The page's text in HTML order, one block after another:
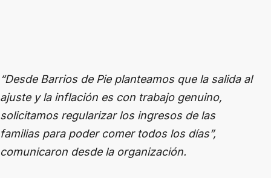
“Desde Barrios de Pie planteamos que la salida al
ajuste y la inflación es con trabajo genuino,
solicitamos regularizar los ingresos de las
familias para poder comer todos los días”,
comunicaron desde la organización.